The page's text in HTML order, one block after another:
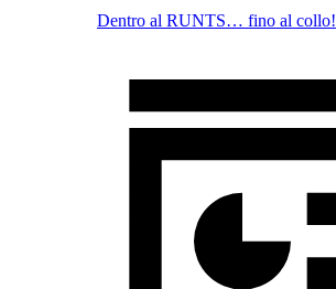
Dentro al RUNTS… fino al collo!